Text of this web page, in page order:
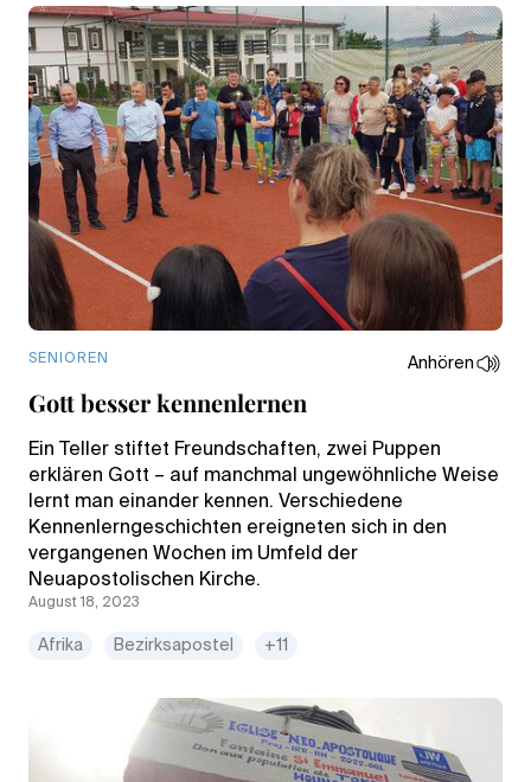
SENIOREN Anhören
Gott besser kennenlernen
Ein Teller stiftet Freundschaften, zwei Puppen
erklären Gott – auf manchmal ungewöhnliche Weise
lernt man einander kennen. Verschiedene
Kennenlerngeschichten ereigneten sich in den
vergangenen Wochen im Umfeld der
Neuapostolischen Kirche.
August 18, 2023
Afrika Bezirksapostel +11